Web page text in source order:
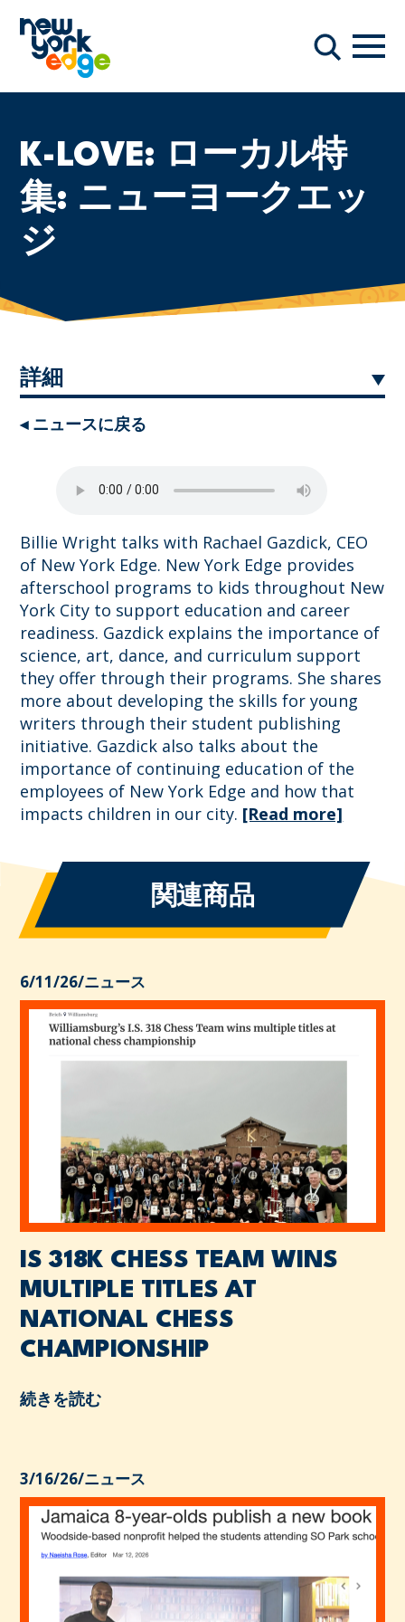
検索
ナ
K-LOVE: ローカル特
集: ニューヨークエッ
ジ
詳細
◂ ニュースに戻る
Billie Wright talks with Rachael Gazdick, CEO
of New York Edge. New York Edge provides
afterschool programs to kids throughout New
York City to support education and career
readiness. Gazdick explains the importance of
science, art, dance, and curriculum support
they offer through their programs. She shares
more about developing the skills for young
writers through their student publishing
initiative. Gazdick also talks about the
importance of continuing education of the
employees of New York Edge and how that
impacts children in our city. [Read more]
関連商品
6/11/26/ニュース
IS 318K CHESS TEAM WINS
MULTIPLE TITLES AT
NATIONAL CHESS
CHAMPIONSHIP
続きを読む
3/16/26/ニュース